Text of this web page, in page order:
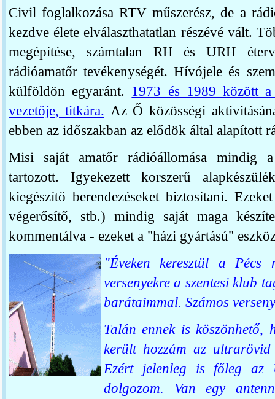
Civil foglalkozása RTV műszerész, de a
kezdve élete elválaszthatatlan részévé vált.
megépítése, számtalan RH és URH
rádióamatőr tevékenységét. Hívójele és
külföldön egyaránt. 1973 és 1989 között
vezetője, titkára. Az Ő közösségi
ebben az időszakban az elődök által alapított
Misi saját amatőr rádióállomása mindig
tartozott. Igyekezett korszerű
kiegészítő berendezéseket biztosítani.
végerősítő, stb.) mindig saját maga
kommentálva - ezeket a "házi gyártású"
"Éveken keresztül a Pécs
versenyekre a szentesi klub
barátaimmal. Számos
Talán ennek is köszönhető,
került hozzám az
Ezért jelenleg is főleg az
dolgozom. Van egy